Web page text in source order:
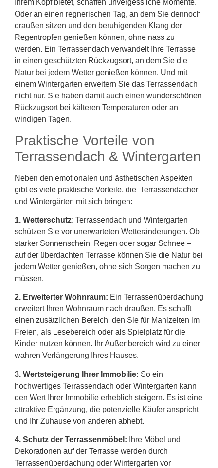
Ihrem Kopf bietet, schaffen unvergessliche Momente.
Oder an einen regnerischen Tag, an dem Sie dennoch
draußen sitzen und den beruhigenden Klang der
Regentropfen genießen können, ohne nass zu
werden. Ein Terrassendach verwandelt Ihre Terrasse
in einen geschützten Rückzugsort, an dem Sie die
Natur bei jedem Wetter genießen können. Und mit
einem Wintergarten erweitern Sie das Terrassendach
nicht nur, Sie haben damit auch einen wunderschönen
Rückzugsort bei kälteren Temperaturen oder an
windigen Tagen.
Praktische Vorteile von
Terrassendach & Wintergarten
Neben den emotionalen und ästhetischen Aspekten
gibt es viele praktische Vorteile, die Terrassendächer
und Wintergärten mit sich bringen:
1. Wetterschutz: Terrassendach und Wintergarten
schützen Sie vor unerwarteten Wetteränderungen. Ob
starker Sonnenschein, Regen oder sogar Schnee –
auf der überdachten Terrasse können Sie die Natur bei
jedem Wetter genießen, ohne sich Sorgen machen zu
müssen.
2. Erweiterter Wohnraum: Ein Terrassenüberdachung
erweitert Ihren Wohnraum nach draußen. Es schafft
einen zusätzlichen Bereich, den Sie für Mahlzeiten im
Freien, als Lesebereich oder als Spielplatz für die
Kinder nutzen können. Ihr Außenbereich wird zu einer
wahren Verlängerung Ihres Hauses.
3. Wertsteigerung Ihrer Immobilie: So ein
hochwertiges Terrassendach oder Wintergarten kann
den Wert Ihrer Immobilie erheblich steigern. Es ist eine
attraktive Ergänzung, die potenzielle Käufer anspricht
und Ihr Zuhause von anderen abhebt.
4. Schutz der Terrassenmöbel: Ihre Möbel und
Dekorationen auf der Terrasse werden durch
Terrassenüberdachung oder Wintergarten vor